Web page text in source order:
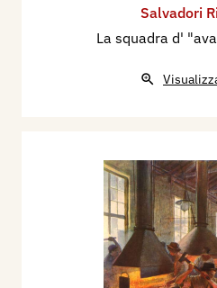
Salvadori
La squadra d'